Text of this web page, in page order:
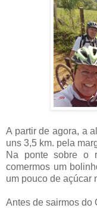
A partir de agora, a
uns 3,5 km. pela
Na ponte sobre o
comermos um
um pouco de açúcar
Antes de sairmos do